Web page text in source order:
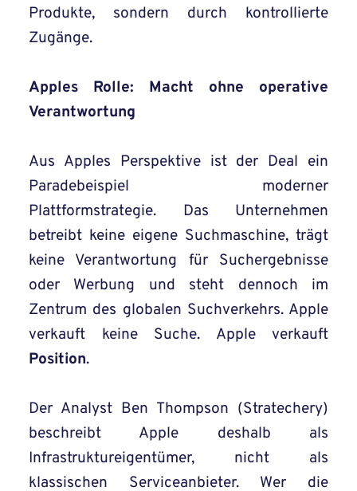
Produkte, sondern durch kontrollierte
Zugänge.
Apples Rolle: Macht ohne operative
Verantwortung
Aus Apples Perspektive ist der Deal ein
Paradebeispiel moderner
Plattformstrategie. Das Unternehmen
betreibt keine eigene Suchmaschine, trägt
keine Verantwortung für Suchergebnisse
oder Werbung und steht dennoch im
Zentrum des globalen Suchverkehrs. Apple
verkauft keine Suche. Apple verkauft
Position.
Der Analyst Ben Thompson (Stratechery)
beschreibt Apple deshalb als
Infrastruktureigentümer, nicht als
klassischen Serviceanbieter. Wer die